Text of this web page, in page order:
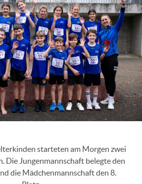
starteten am Morgen zwei
Die Jungenmannschaft belegte den
die Mädchenmannschaft den 8.